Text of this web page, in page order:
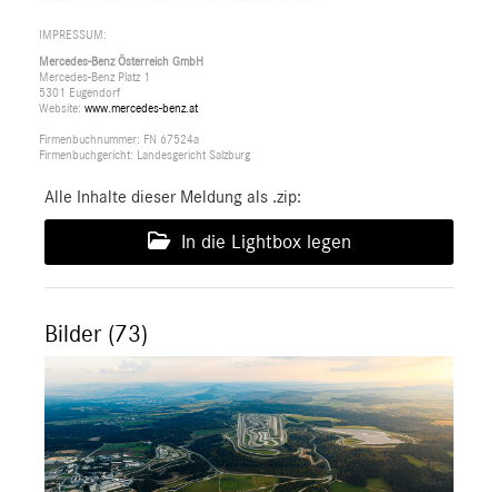
IMPRESSUM:
Mercedes-Benz Österreich GmbH
Mercedes-Benz Platz 1
5301 Eugendorf
Website: www.mercedes-benz.at
Firmenbuchnummer: FN 67524a
Firmenbuchgericht: Landesgericht Salzburg
Alle Inhalte dieser Meldung als .zip:
In die Lightbox legen
Bilder (73)